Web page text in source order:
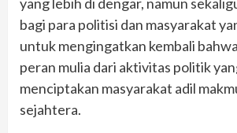
bagi para politisi dan masyarakat
untuk mengingatkan kembali
peran mulia dari aktivitas politik
menciptakan masyarakat adil
sejahtera.